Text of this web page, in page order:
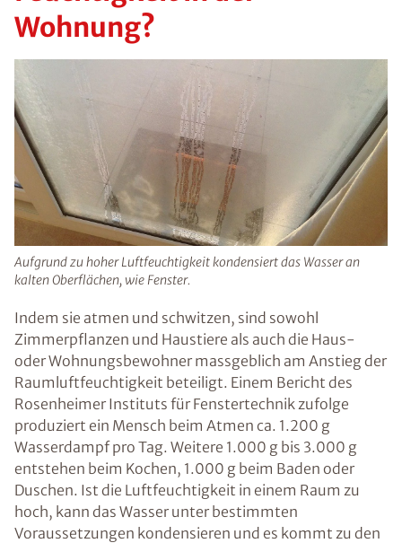
Wohnung?
Aufgrund zu hoher Luftfeuchtigkeit kondensiert das Wasser an
kalten Oberflächen, wie Fenster.
Indem sie atmen und schwitzen, sind sowohl
Zimmerpflanzen und Haustiere als auch die Haus-
oder Wohnungsbewohner massgeblich am Anstieg der
Raumluftfeuchtigkeit beteiligt. Einem Bericht des
Rosenheimer Instituts für Fenstertechnik zufolge
produziert ein Mensch beim Atmen ca. 1.200 g
Wasserdampf pro Tag. Weitere 1.000 g bis 3.000 g
entstehen beim Kochen, 1.000 g beim Baden oder
Duschen. Ist die Luftfeuchtigkeit in einem Raum zu
hoch, kann das Wasser unter bestimmten
Voraussetzungen kondensieren und es kommt zu den